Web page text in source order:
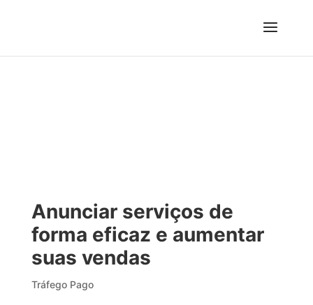
Anunciar serviços de
forma eficaz e aumentar
suas vendas
Tráfego Pago